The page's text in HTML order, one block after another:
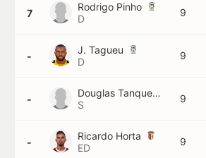
7
Rodrigo Pinho
D
9
-
J. Tagueu
D
9
-
Douglas Tanque
S
9
-
Ricardo Horta
ED
9